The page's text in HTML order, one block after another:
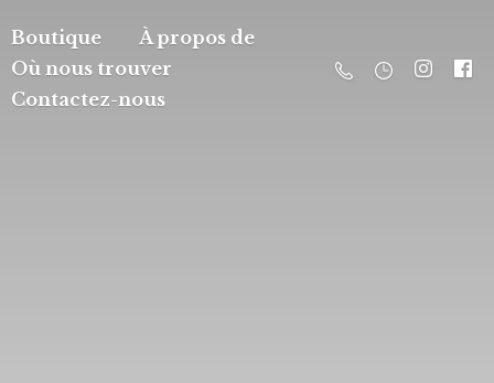
Boutique
À propos de
Où nous trouver
Contactez-nous